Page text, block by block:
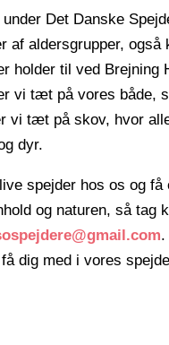
Det Danske
af aldersgrupper, også
holder til ved Brejning
vi tæt på vores både,
vi tæt på skov, hvor
dyr.
spejder hos os og få
og naturen, så tag
.
dig med i vores